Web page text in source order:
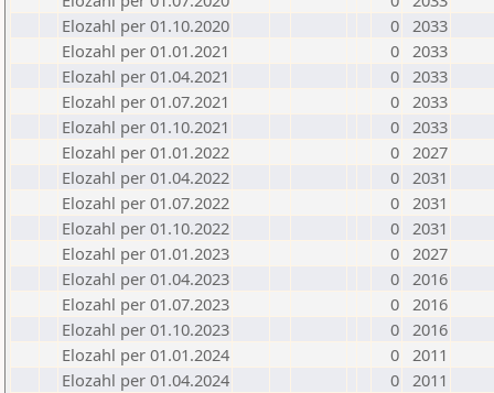
Elozahl per 01.10.2020
0 2033
Elozahl per 01.01.2021
0 2033
Elozahl per 01.04.2021
0 2033
Elozahl per 01.07.2021
0 2033
Elozahl per 01.10.2021
0 2033
Elozahl per 01.01.2022
0 2027
Elozahl per 01.04.2022
0 2031
Elozahl per 01.07.2022
0 2031
Elozahl per 01.10.2022
0 2031
Elozahl per 01.01.2023
0 2027
Elozahl per 01.04.2023
0 2016
Elozahl per 01.07.2023
0 2016
Elozahl per 01.10.2023
0 2016
Elozahl per 01.01.2024
0 2011
Elozahl per 01.04.2024
0 2011